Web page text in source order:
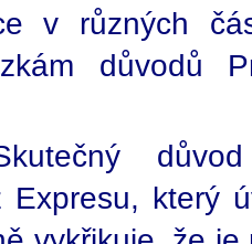
v různých
důvodů
Expresu, který